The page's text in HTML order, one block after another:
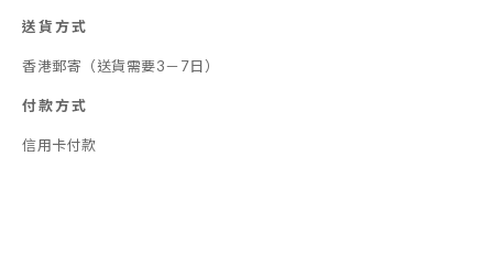
送貨方式
香港郵寄（送貨需要3－7日）
付款方式
信用卡付款